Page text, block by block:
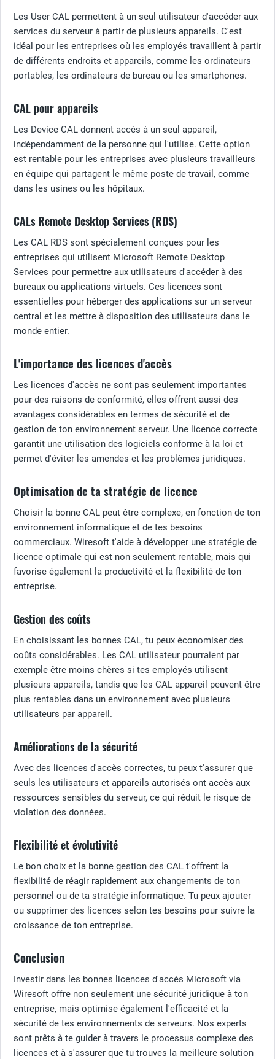
Les User CAL permettent à un seul utilisateur d'accéder aux
services du serveur à partir de plusieurs appareils. C'est
idéal pour les entreprises où les employés travaillent à partir
de différents endroits et appareils, comme les ordinateurs
portables, les ordinateurs de bureau ou les smartphones.
CAL pour appareils
Les Device CAL donnent accès à un seul appareil,
indépendamment de la personne qui l'utilise. Cette option
est rentable pour les entreprises avec plusieurs travailleurs
en équipe qui partagent le même poste de travail, comme
dans les usines ou les hôpitaux.
CALs Remote Desktop Services (RDS)
Les CAL RDS sont spécialement conçues pour les
entreprises qui utilisent Microsoft Remote Desktop
Services pour permettre aux utilisateurs d'accéder à des
bureaux ou applications virtuels. Ces licences sont
essentielles pour héberger des applications sur un serveur
central et les mettre à disposition des utilisateurs dans le
monde entier.
L'importance des licences d'accès
Les licences d'accès ne sont pas seulement importantes
pour des raisons de conformité, elles offrent aussi des
avantages considérables en termes de sécurité et de
gestion de ton environnement serveur. Une licence correcte
garantit une utilisation des logiciels conforme à la loi et
permet d'éviter les amendes et les problèmes juridiques.
Optimisation de ta stratégie de licence
Choisir la bonne CAL peut être complexe, en fonction de ton
environnement informatique et de tes besoins
commerciaux. Wiresoft t'aide à développer une stratégie de
licence optimale qui est non seulement rentable, mais qui
favorise également la productivité et la flexibilité de ton
entreprise.
Gestion des coûts
En choisissant les bonnes CAL, tu peux économiser des
coûts considérables. Les CAL utilisateur pourraient par
exemple être moins chères si tes employés utilisent
plusieurs appareils, tandis que les CAL appareil peuvent être
plus rentables dans un environnement avec plusieurs
utilisateurs par appareil.
Améliorations de la sécurité
Avec des licences d'accès correctes, tu peux t'assurer que
seuls les utilisateurs et appareils autorisés ont accès aux
ressources sensibles du serveur, ce qui réduit le risque de
violation des données.
Flexibilité et évolutivité
Le bon choix et la bonne gestion des CAL t'offrent la
flexibilité de réagir rapidement aux changements de ton
personnel ou de ta stratégie informatique. Tu peux ajouter
ou supprimer des licences selon tes besoins pour suivre la
croissance de ton entreprise.
Conclusion
Investir dans les bonnes licences d'accès Microsoft via
Wiresoft offre non seulement une sécurité juridique à ton
entreprise, mais optimise également l'efficacité et la
sécurité de tes environnements de serveurs. Nos experts
sont prêts à te guider à travers le processus complexe des
licences et à s'assurer que tu trouves la meilleure solution